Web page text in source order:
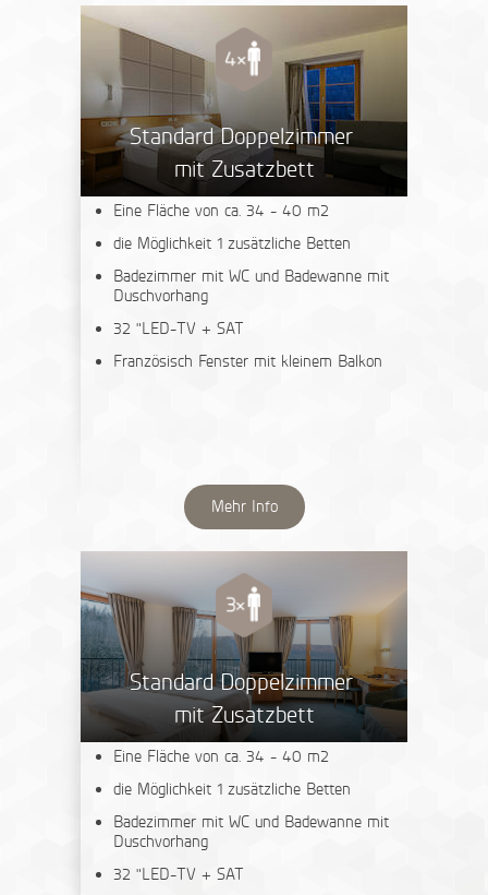
Standard Doppelzimmer
mit Zusatzbett
Eine Fläche von ca. 34 - 40 m2
die Möglichkeit 1 zusätzliche Betten
Badezimmer mit WC und Badewanne mit
Duschvorhang
32 "LED-TV + SAT
Französisch Fenster mit kleinem Balkon
Mehr Info
Standard Doppelzimmer
mit Zusatzbett
Eine Fläche von ca. 34 - 40 m2
die Möglichkeit 1 zusätzliche Betten
Badezimmer mit WC und Badewanne mit
Duschvorhang
32 "LED-TV + SAT